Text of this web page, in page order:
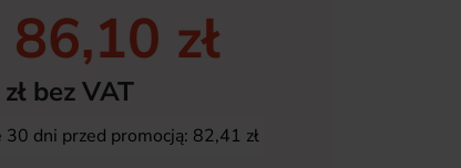
86,10 zł
bez VAT
30 dni przed promocją: 82,41 zł